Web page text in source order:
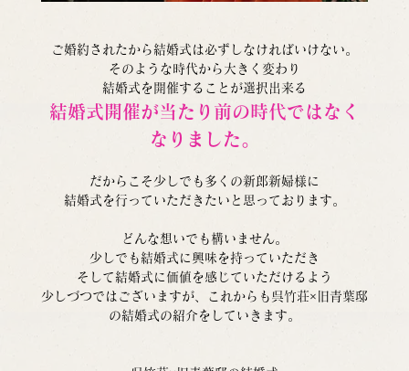
ご婚約されたから結婚式は必ずしなければいけない。
そのような時代から大きく変わり
結婚式を開催することが選択出来る
結婚式開催が当たり前の時代ではなく
なりました。
だからこそ少しでも多くの新郎新婦様に
結婚式を行っていただきたいと思っております。
どんな想いでも構いません。
少しでも結婚式に興味を持っていただき
そして結婚式に価値を感じていただけるよう
少しづつではございますが、これからも呉竹荘×旧青葉邸
の結婚式の紹介をしていきます。